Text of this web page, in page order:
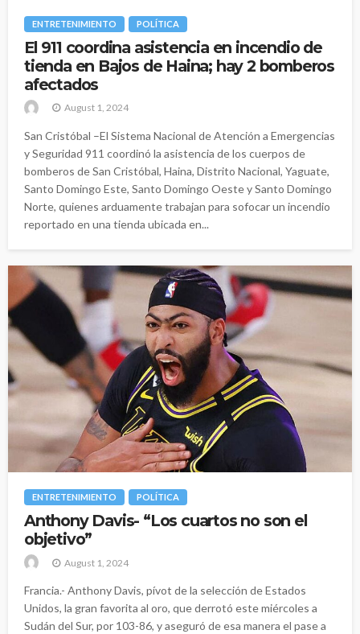
ENTRETENIMIENTO POLÍTICA
El 911 coordina asistencia en incendio de
tienda en Bajos de Haina; hay 2 bomberos
afectados
August 1, 2024
San Cristóbal –El Sistema Nacional de Atención a Emergencias
y Seguridad 911 coordinó la asistencia de los cuerpos de
bomberos de San Cristóbal, Haina, Distrito Nacional, Yaguate,
Santo Domingo Este, Santo Domingo Oeste y Santo Domingo
Norte, quienes arduamente trabajan para sofocar un incendio
reportado en una tienda ubicada en...
ENTRETENIMIENTO POLÍTICA
Anthony Davis- “Los cuartos no son el
objetivo”
August 1, 2024
Francia.- Anthony Davis, pívot de la selección de Estados
Unidos, la gran favorita al oro, que derrotó este miércoles a
Sudán del Sur, por 103-86, y aseguró de esa manera el pase a